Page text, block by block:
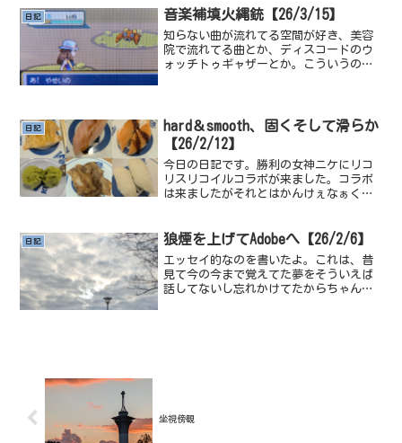
た。ゲームの話になるんですが、ギャン
日記 音楽補填火縄銃【26/3/15】
知らない曲が流れてる空間が好き、美容
院で流れてる曲とか、ディスコードのウ
ォッチトゥギャザーとか。こういうの経
い地面を採掘してるみたい...
日記
hard＆smooth、固くそして滑らか
【26/2/12】
今日の日記です。勝利の女神ニケにリコ
リスリコイルコラボが来ました。コラボ
は来ましたがそれとはかんけぇなぁく〜
ないよ？逆にだってわかるでしょ、熱湯
日記 狼煙を上げてAdobeへ【26/2/6】
エッセイ的なのを書いたよ。これは、昔
見て今の今まで覚えてた夢をそういえば
話してないし忘れかけてたからちゃんと
坐視傍観